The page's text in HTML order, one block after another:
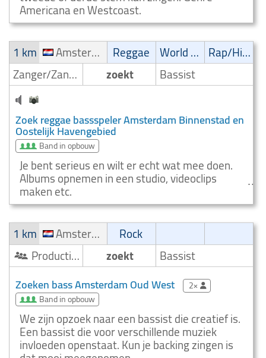
Americana en Westcoast.
1 km
Amsterdam Binnenstad en Oostelijk Havengebied Reggae World music
Rap/Hip-Hop/RnB
Zanger/Zangeres
zoekt Bassist
Zoek reggae bassspeler Amsterdam Binnenstad en
Oostelijk Havengebied
Band in opbouw
Je bent serieus en wilt er echt wat mee doen.
Albums opnemen in een studio, videoclips
maken etc.
1 km
Amsterdam Oud West
Rock
Productieteam
zoekt Bassist
Zoeken bass Amsterdam Oud West
2×
Band in opbouw
We zijn opzoek naar een bassist die creatief is.
Een bassist die voor verschillende muziek
invloeden openstaat. Kun je backing zingen is